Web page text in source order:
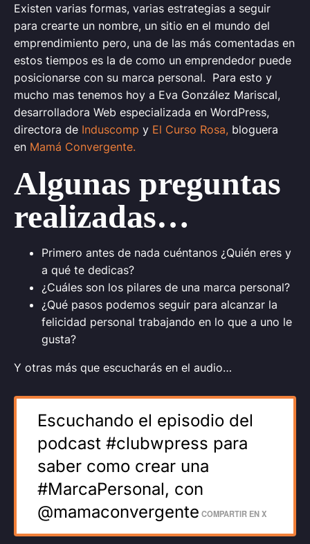
Existen varias formas, varias estrategias a seguir
para crearte un nombre, un sitio en el mundo del
emprendimiento pero, una de las más comentadas en
estos tiempos es la de como un emprendedor puede
posicionarse con su marca personal. Para esto y
mucho mas tenemos hoy a Eva González Mariscal,
desarrolladora Web especializada en WordPress,
directora de Induscomp y El Curso Rosa, bloguera
en Mamá Convergente.
Algunas preguntas
realizadas…
Primero antes de nada cuéntanos ¿Quién eres y
a qué te dedicas?
¿Cuáles son los pilares de una marca personal?
¿Qué pasos podemos seguir para alcanzar la
felicidad personal trabajando en lo que a uno le
gusta?
Y otras más que escucharás en el audio…
Escuchando el episodio del
podcast #clubwpress para
saber como crear una
#MarcaPersonal, con
@mamaconvergente COMPARTIR EN X